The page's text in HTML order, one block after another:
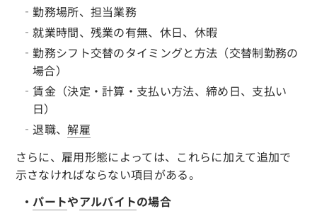
‐勤務場所、担当業務
‐就業時間、残業の有無、休日、休暇
‐勤務シフト交替のタイミングと方法（交替制勤務の
場合）
‐賃金（決定・計算・支払い方法、締め日、支払い
日）
‐退職、解雇
さらに、雇用形態によっては、これらに加えて追加で
示さなければならない項目がある。
・ パートやアルバイトの場合